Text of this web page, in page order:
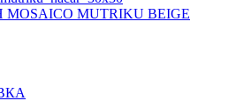
MOSAICO MUTRIKU BEIGE